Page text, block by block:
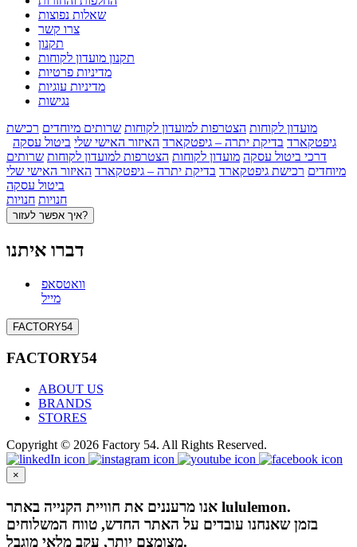
שאלות נפוצות
צרו קשר
תקנון
תקנון מועדון לקוחות
מדיניות פרטיות
מדיניות עוגיות
נגישות
מועדון לקוחות הצטרפות למועדון לקוחות שרותים מיוחדים רכישת
גיפטקארד בדיקת יתרה – גיפטקארד האיזור האישי שלי ביטול עסקה
דרכי ביטול עסקה מועדון לקוחות הצטרפות למועדון לקוחות שרותים
מיוחדים רכישת גיפטקארד בדיקת יתרה – גיפטקארד האיזור האישי שלי
ביטול עסקה
חנויות חנויות
איך אפשר לעזור?
דברו איתנו
וואטסאפ
מייל
FACTORY54
FACTORY54
ABOUT US
BRANDS
STORES
Copyright © 2026 Factory 54. All Rights Reserved.
×
אנו מרעננים את חוויית הקנייה באתר lululemon.
בזמן שאנחנו עובדים על האתר החדש, טווח המשלוחים
מצומצם יותר, עקב מלאי מוגבל.